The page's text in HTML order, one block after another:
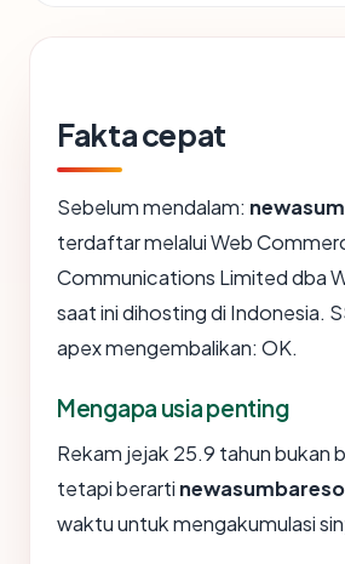
Fakta cepat
Sebelum mendalam:
terdaftar melalui Web
Communications Limited dba
saat ini dihosting di Indonesia.
apex mengembalikan: OK.
Mengapa usia penting
Rekam jejak 25.9 tahun bukan
tetapi berarti
waktu untuk mengakumulasi